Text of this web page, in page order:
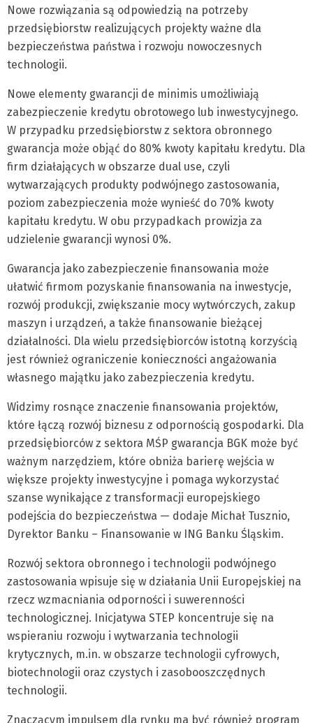
Nowe rozwiązania są odpowiedzią na potrzeby
przedsiębiorstw realizujących projekty ważne dla
bezpieczeństwa państwa i rozwoju nowoczesnych
technologii.
Nowe elementy gwarancji de minimis umożliwiają
zabezpieczenie kredytu obrotowego lub inwestycyjnego.
W przypadku przedsiębiorstw z sektora obronnego
gwarancja może objąć do 80% kwoty kapitału kredytu. Dla
firm działających w obszarze dual use, czyli
wytwarzających produkty podwójnego zastosowania,
poziom zabezpieczenia może wynieść do 70% kwoty
kapitału kredytu. W obu przypadkach prowizja za
udzielenie gwarancji wynosi 0%.
Gwarancja jako zabezpieczenie finansowania może
ułatwić firmom pozyskanie finansowania na inwestycje,
rozwój produkcji, zwiększanie mocy wytwórczych, zakup
maszyn i urządzeń, a także finansowanie bieżącej
działalności. Dla wielu przedsiębiorców istotną korzyścią
jest również ograniczenie konieczności angażowania
własnego majątku jako zabezpieczenia kredytu.
Widzimy rosnące znaczenie finansowania projektów,
które łączą rozwój biznesu z odpornością gospodarki. Dla
przedsiębiorców z sektora MŚP gwarancja BGK może być
ważnym narzędziem, które obniża barierę wejścia w
większe projekty inwestycyjne i pomaga wykorzystać
szanse wynikające z transformacji europejskiego
podejścia do bezpieczeństwa — dodaje Michał Tusznio,
Dyrektor Banku – Finansowanie w ING Banku Śląskim.
Rozwój sektora obronnego i technologii podwójnego
zastosowania wpisuje się w działania Unii Europejskiej na
rzecz wzmacniania odporności i suwerenności
technologicznej. Inicjatywa STEP koncentruje się na
wspieraniu rozwoju i wytwarzania technologii
krytycznych, m.in. w obszarze technologii cyfrowych,
biotechnologii oraz czystych i zasobooszczędnych
technologii.
Znaczącym impulsem dla rynku ma być również program